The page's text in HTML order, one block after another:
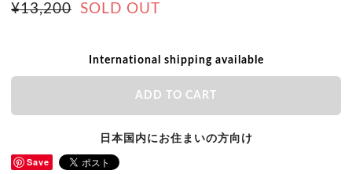
¥13,200 SOLD OUT
International shipping available
ADD TO CART
日本国内にお住まいの方向け
Save